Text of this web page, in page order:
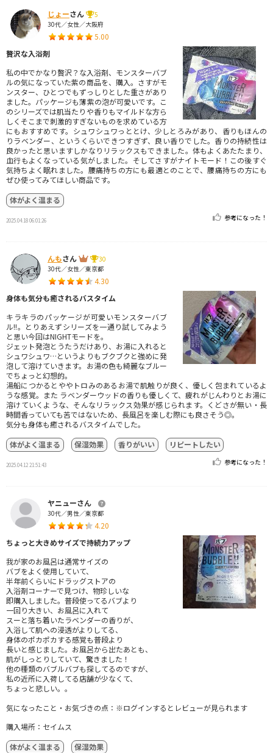
じょーさん
5
30代／女性／大阪府
5.00
贅沢な入浴剤
私の中でかなり贅沢？な入浴剤、モンスターバブ
ルの気になっていた紫の商品を、購入。さすがモ
ンスター、ひとつでもずっしりとした重さがあり
ました。パッケージも薄紫の泡が可愛いです。こ
のシリーズでは肌当たりや香りもマイルドな方ら
しくそこまで刺激的すぎないものを求めている方
にもおすすめです。シュワシュワっととけ、少しとろみがあり、香りもほんの
りラベンダー、というくらいできつすぎず、良い香りでした。香りの持続性は
良かったと思いますしかなりリラックスもできました。体もよくあたたまり、
血行もよくなっている気がしました。そしてさすがナイトモード！この後すぐ
気持ちよく眠れました。腰痛持ちの方にも最適とのことで、腰痛持ちの方にも
ぜひ使ってみてほしい商品です。
体がよく温まる
2025.04.18 06:01:26 参考になった！
んもさん
30
30代／女性／東京都
4.30
身体も気分も癒されるバスタイム
キラキラのパッケージが可愛いモンスターバブ
ル!!。とりあえずシリーズを一通り試してみよう
と思い今回はNIGHTモードを。
ジェット発泡とうたうだけあり、お湯に入れると
シュワシュワ…というよりもブクブクと強めに発
泡して溶けていきます。お湯の色も綺麗なブルー
でちょっと幻想的。
湯船につかるとややトロみのあるお湯で肌触りが良く、優しく包まれているよ
うな感覚。また ラベンダーウッドの香りも優しくて、疲れがじんわりとお湯に
溶けていくような、そんなリラックス効果が感じられます。くどさが無い・長
時間香っていても苦ではないため、長風呂を楽しむ際にも良さそう◎。
気分も身体も癒されるバスタイムでした。
体がよく温まる
保湿効果 香りがいい リピートしたい
2025.04.12 21:51:43 参考になった！
ヤニューさん
30代／男性／東京都
4.20
ちょっと大きめサイズで持続力アップ
我が家のお風呂は通常サイズの
バブをよく使用していて、
半年前くらいにドラッグストアの
入浴剤コーナーで見つけ、物珍しいな
即購入しました。普段使ってるバブより
一回り大きい、お風呂に入れて
スーと落ち着いたラベンダーの香りが、
入浴して肌への浸透がよりしてる、
身体のポカポカする感覚も普段より
長いと感じました。お風呂から出たあとも、
肌がしっとりしていて、驚きました！
他の種類のバブルバブも探してるのですが、
私の近所に入荷してる店舗が少なくて、
ちょっと悲しい。。
気になったこと・お気づきの点：※ログインするとレビューが見られます
購入場所：セイムス
体がよく温まる
保湿効果